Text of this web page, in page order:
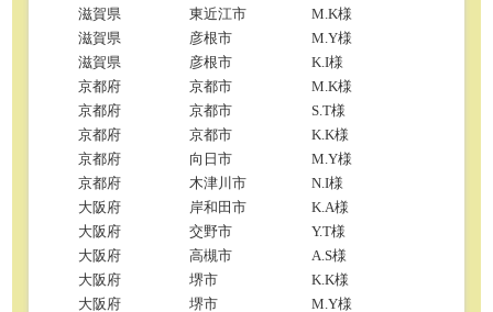
滋賀県
東近江市
M.K様
滋賀県
彦根市
M.Y様
滋賀県
彦根市
K.I様
京都府
京都市
M.K様
京都府
京都市
S.T様
京都府
京都市
K.K様
京都府
向日市
M.Y様
京都府
木津川市
N.I様
大阪府
岸和田市
K.A様
大阪府
交野市
Y.T様
大阪府
高槻市
A.S様
大阪府
堺市
K.K様
大阪府
堺市
M.Y様